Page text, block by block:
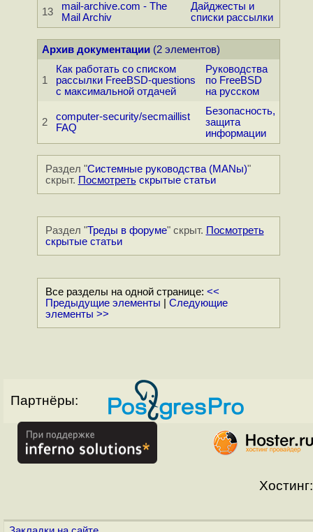
13
mail-archive.com - The
Mail Archiv
Дайджесты и
списки рассылки
Архив документации(2 элементов)
1
Как работать со списком
рассылки FreeBSD-questions
c максимальной отдачей
Руководства
по FreeBSD
на русском
2
computer-security/secmaillist
FAQ
Безопасность,
защита
информации
Раздел "Системные руководства (MANы)"
скрыт. Посмотретьскрытые статьи
Раздел "Треды в форуме" скрыт. Посмотреть
скрытые статьи
Все разделы на одной странице: <<
Предыдущие элементы
Следующие
элементы >>
Партнёры:
Хостинг: